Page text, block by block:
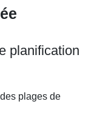
planification
plages de